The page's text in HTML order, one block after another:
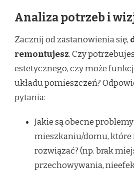
Analiza potrzeb i
Zacznij od zastanowienia się,
remontujesz. Czy
estetycznego, czy może
układu pomieszczeń?
pytania:
Jakie są obecne
mieszkaniu/domu, które
rozwiązać? (np. brak
przechowywania,